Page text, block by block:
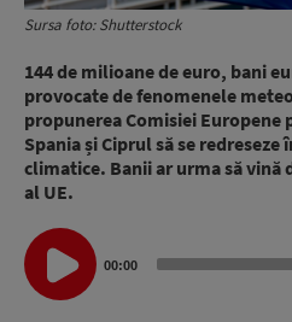
Sursa foto: Shutterstock
144 de milioane de euro, bani
provocate de fenomenele
propunerea Comisiei Europene
Spania și Ciprul să se
climatice. Banii ar urma să
al UE.
Audio
Player
00:00